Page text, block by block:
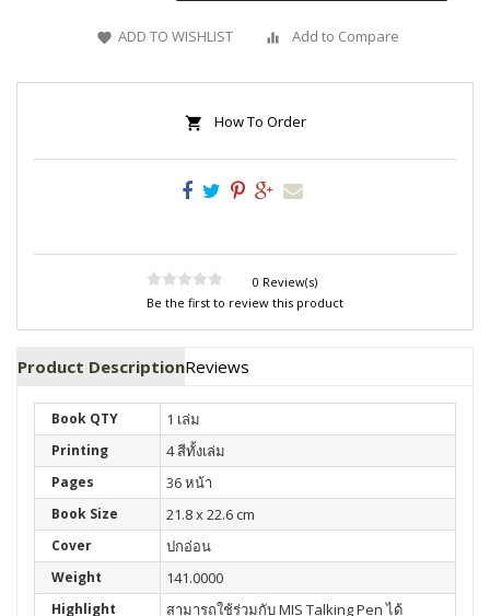
ADD TO WISHLIST Add to Compare
How To Order
0 Review(s)
Be the first to review this product
Product DescriptionReviews
Book QTY 1 เล่ม
Printing 4 สีทั้งเล่ม
Pages 36 หน้า
Book Size 21.8 x 22.6 cm
Cover ปกอ่อน
Weight 141.0000
Highlight สามารถใช้ร่วมกับ MIS Talking Pen ได้